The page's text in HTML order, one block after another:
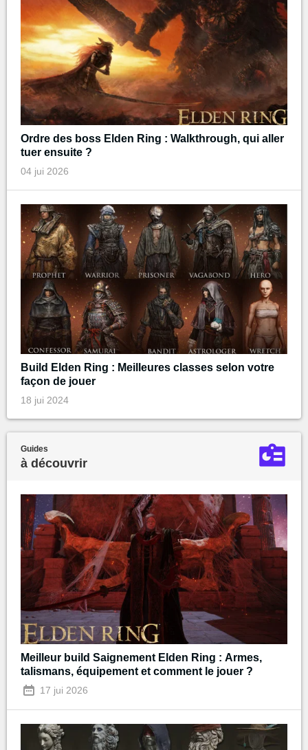
Ordre des boss Elden Ring : Walkthrough, qui aller
tuer ensuite ?
04 jui 2026
Build Elden Ring : Meilleures classes selon votre
façon de jouer
18 jui 2024
Guides
à découvrir
Meilleur build Saignement Elden Ring : Armes,
talismans, équipement et comment le jouer ?
17 jui 2026